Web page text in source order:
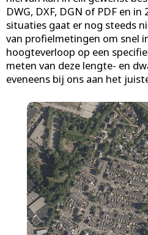
DWG, DXF, DGN of PDF en
situaties gaat er nog steeds
van profielmetingen om snel
hoogteverloop op een
meten van deze lengte- en
eveneens bij ons aan het